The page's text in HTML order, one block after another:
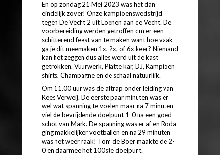
En op zondag 21 Mei 2023 was het dan
eindelijk zover! Onze kampioenswedstrijd
tegen De Vecht 2 uit Loenen aan de Vecht. De
voorbereiding werden getroffen om er een
schitterend feest van te maken want hoe vaak
ga je dit meemaken 1x, 2x, of 6x keer? Niemand
kan het zeggen dus alles werd uit de kast
getrokken. Vuurwerk, Platte kar, DJ, Kampioen
shirts, Champagne en de schaal natuurlijk.
Om 11.00 uur was de aftrap onder leiding van
Kees Verweij. De eerste paar minuten was er
wel wat spanning te voelen maar na 7 minuten
viel de bevrijdende doelpunt 1-0 na een goed
schot van Mark. De spanning was er af en Roda
ging makkelijker voetballen en na 29 minuten
was het weer raak! Tom de Boer maakte de 2-
0 en daarmee het 100ste doelpunt.